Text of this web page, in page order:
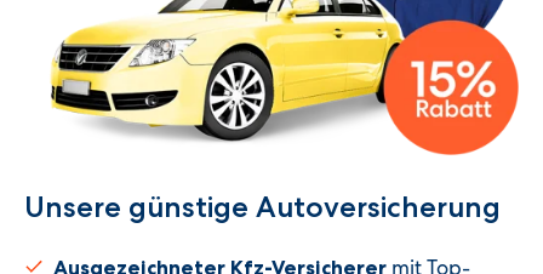
Unsere günstige Autoversicherung​
Ausgezeichneter Kfz-Versicherer mit Top-